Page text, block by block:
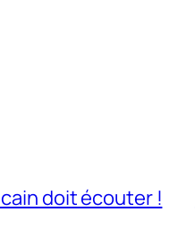
doit écouter !